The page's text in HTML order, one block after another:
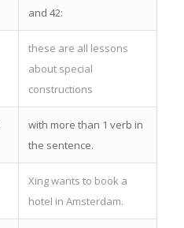
and 42:
these are all lessons
about special
constructions
with more than 1 verb in
the sentence.
Xing wants to book a
hotel in Amsterdam.